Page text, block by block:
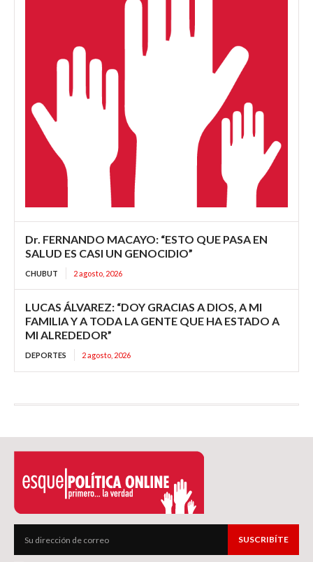
Dr. FERNANDO MACAYO: “ESTO QUE PASA EN
SALUD ES CASI UN GENOCIDIO”
CHUBUT 2 agosto, 2026
LUCAS ÁLVAREZ: “DOY GRACIAS A DIOS, A MI
FAMILIA Y A TODA LA GENTE QUE HA ESTADO A
MI ALREDEDOR”
DEPORTES 2 agosto, 2026
SUSCRIBÍTE